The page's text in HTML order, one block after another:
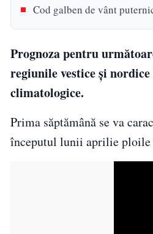
Cod galben de vânt
Prognoza pentru
regiunile vestice și
climatologice.
Prima săptămână se va
începutul lunii aprilie ploile